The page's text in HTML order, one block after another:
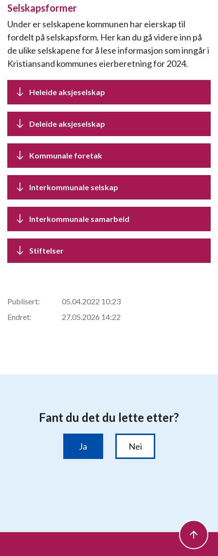
Selskapsformer
Under er selskapene kommunen har eierskap til
fordelt på selskapsform. Her kan du gå videre inn på
de ulike selskapene for å lese informasjon som inngår i
Kristiansand kommunes eierberetning for 2024.
Heleide aksjeselskap
Deleide aksjeselskap
Kommunale foretak
Interkommunale selskap
Interkommunale samarbeid
Stiftelser
Publisert:
05.04.2022 10:23
Endret:
27.05.2026 14:22